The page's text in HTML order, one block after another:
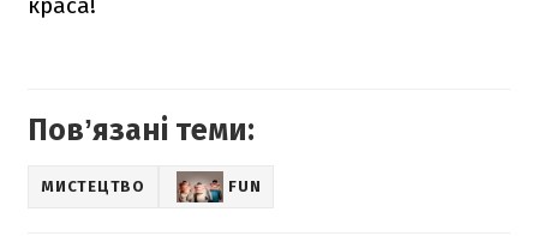
Повʼязані теми:
МИСТЕЦТВО FUN